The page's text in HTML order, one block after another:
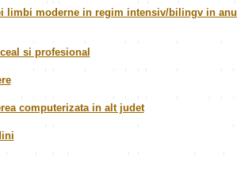
limbi moderne in regim intensiv/bilingv in anul
si profesional
computerizata in alt judet